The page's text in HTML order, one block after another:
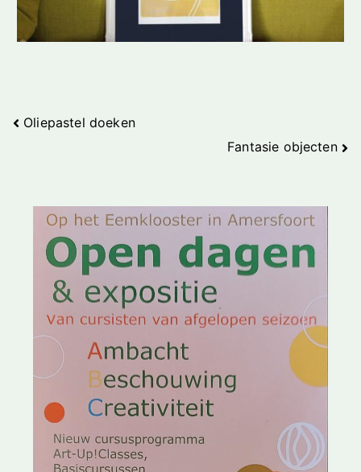
Bericht
Oliepastel doeken
Fantasie objecten